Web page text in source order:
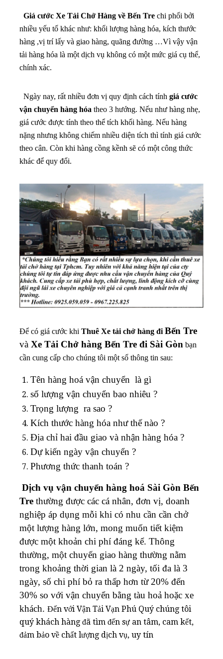
Giá cước Xe Tải Chở Hàng về Bến Tre chi phối bởi
nhiều yếu tố khác như: khối lượng hàng hóa, kích thước
hàng ,vị trí lấy và giao hàng, quãng đường …Vì vậy vận
tải hàng hóa là một dịch vụ không có một mức giá cụ thể,
chính xác.
Ngày nay, rất nhiều đơn vị quy định cách tính giá cước
vận chuyển hàng hóa theo 3 hướng. Nếu như hàng nhẹ,
giá cước được tính theo thể tích khối hàng. Nếu hàng
nặng nhưng không chiếm nhiều diện tích thì tính giá cước
theo cân. Còn khi hàng cồng kềnh sẽ có một công thức
khác để quy đổi.
Để có giá cước khi Thuê Xe tải chở hàng điBến Tre
và Xe Tải Chở hàng Bến Tre đi Sài Gòn bạn
cần cung cấp cho chúng tôi một số thông tin sau:
Tên hàng hoá vận chuyển là gì
số lượng vận chuyển bao nhiêu ?
Trọng lượng ra sao ?
Kích thước hàng hóa như thế nào ?
Địa chỉ hai đầu giao và nhận hàng hóa ?
Dự kiến ngày vận chuyển ?
Phương thức thanh toán ?
Dịch vụ vận chuyển hàng hoá Sài Gòn Bến
Tre thường được các cá nhân, đơn vị, doanh
nghiệp áp dụng mỗi khi có nhu cần cần chở
một lượng hàng lớn, mong muốn tiết kiệm
được một khoản chi phí đáng kể. Thông
thường, một chuyến giao hàng thường nằm
trong khoảng thời gian là 2 ngày, tối đa là 3
ngày, số chi phí bỏ ra thấp hơn từ 20% đến
30% so với vận chuyển bằng tàu hoả hoặc xe
khách. Đến với Vận Tải Vạn Phú Quý chúng tôi
quý khách hàng đã tìm đến sự an tâm, cam kết,
đảm bảo về chất lượng dịch vụ, uy tín